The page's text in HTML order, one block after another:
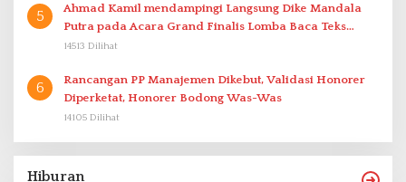
5
Ahmad Kamil mendampingi Langsung Dike Mandala
Putra pada Acara Grand Finalis Lomba Baca Teks
Proklamasi Mirip Bung Karno di Bali
14513 Dilihat
6
Rancangan PP Manajemen Dikebut, Validasi Honorer
Diperketat, Honorer Bodong Was-Was
14105 Dilihat
Hiburan